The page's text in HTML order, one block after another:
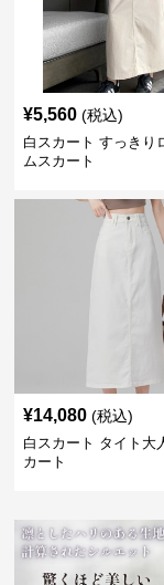
¥5,560 (税込)
白スカート すっきり
ムスカート
¥14,080 (税込)
白スカート タイト大
カート